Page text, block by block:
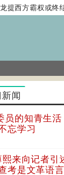
提西方霸权或终结
闻
员的知青生活
忘学习
熙来向记者引
考是文革语言